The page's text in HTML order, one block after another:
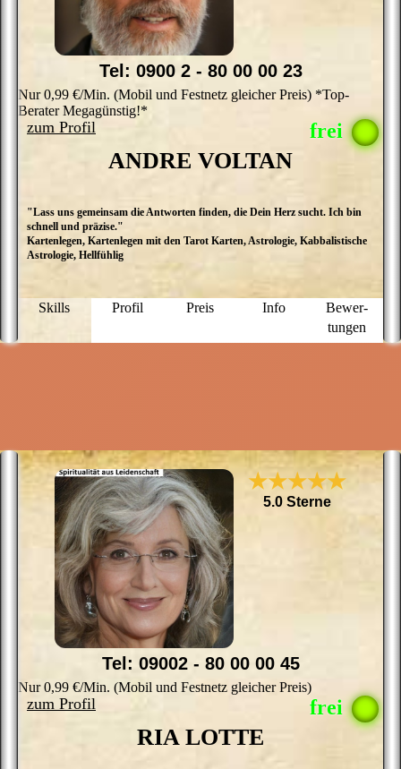
Wissen von A - Z
ANDRE VOLTAN
"Lass uns gemeinsam die Antworten finden, die Dein Herz sucht. Ich bin
schnell und präzise."
Kartenlegen, Kartenlegen mit den Tarot Karten, Astrologie, Kabbalistische
Astrologie, Hellfühlig
Skills Profil Preis Info
Bewer­
tungen
Tel: 0900 2 - 80 00 00 23
Nur 0,99 €/Min. (Mobil und Festnetz gleicher Preis) *Top-
Berater Megagünstig!*
zum Profil
★★★★★
5.0 Sterne
RIA LOTTE
Tel: 09002 - 80 00 00 45
Nur 0,99 €/Min. (Mobil und Festnetz gleicher Preis)
zum Profil